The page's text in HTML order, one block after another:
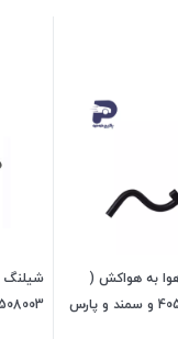
به هواکش (
بست دار ) پژو 405 و سمند و پارس
شیلنگ
508003 جی ای اس